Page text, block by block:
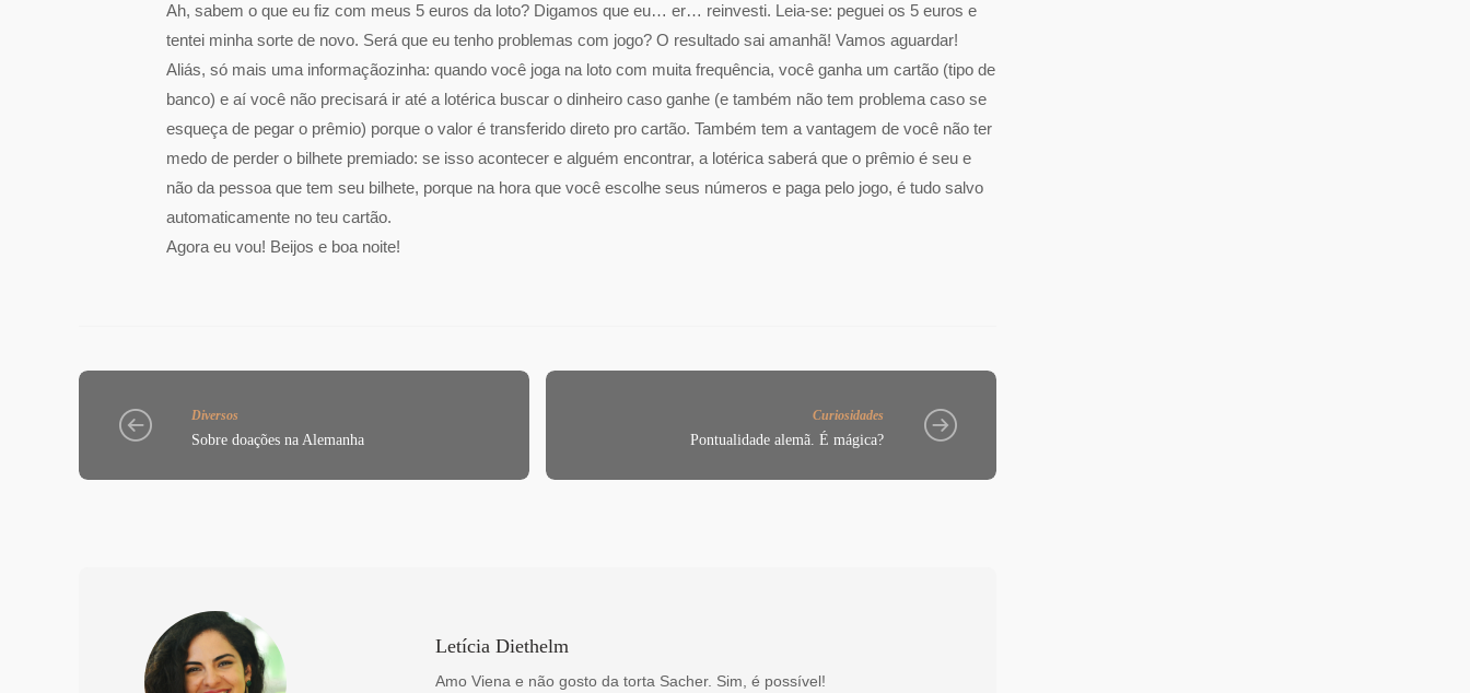
Ah, sabem o que eu fiz com meus 5 euros da loto? Digamos que eu… er… reinvesti. Leia-se: peguei os 5 euros e
tentei minha sorte de novo. Será que eu tenho problemas com jogo? O resultado sai amanhã! Vamos aguardar!
Aliás, só mais uma informaçãozinha: quando você joga na loto com muita frequência, você ganha um cartão (tipo de
banco) e aí você não precisará ir até a lotérica buscar o dinheiro caso ganhe (e também não tem problema caso se
esqueça de pegar o prêmio) porque o valor é transferido direto pro cartão. Também tem a vantagem de você não ter
medo de perder o bilhete premiado: se isso acontecer e alguém encontrar, a lotérica saberá que o prêmio é seu e
não da pessoa que tem seu bilhete, porque na hora que você escolhe seus números e paga pelo jogo, é tudo salvo
automaticamente no teu cartão.
Agora eu vou! Beijos e boa noite!
Diversos
Sobre doações na Alemanha
Curiosidades
Pontualidade alemã. É mágica?
Letícia Diethelm
Amo Viena e não gosto da torta Sacher. Sim, é possível!